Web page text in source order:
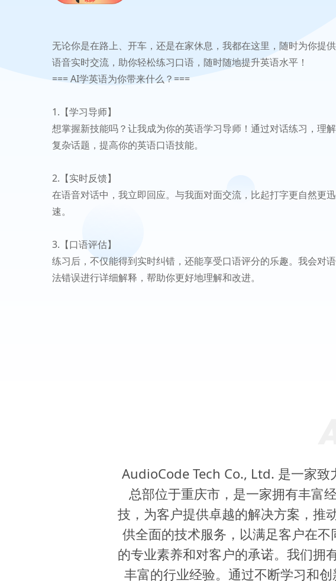
无论你是在路上、开车，还是在家休息，我都在这里，随时为你提供
语音实时交流，助你轻松练习口语，随时随地提升英语水平！
=== AI学英语为你带来什么？===
1.【学习导师】
想掌握新技能吗？让我成为你的英语学习导师！通过对话练习，理解
复杂话题，提高你的英语口语技能。
2.【实时反馈】
在语音对话中，我立即回应。与我面对面交流，比起打字更自然更迅
速。
3.【口语评估】
练习后，不仅能得到实时纠错，还能享受口语评分的乐趣。我会对语
法错误进行详细解释，帮助你更好地理解和改进。
AudioCode Tech Co., Ltd. 是一家致
总部位于重庆市，是一家拥有丰富
技，为客户提供卓越的解决方案，推
供全面的技术服务，以满足客户在
的专业素养和对客户的承诺。我们拥
丰富的行业经验。通过不断学习和